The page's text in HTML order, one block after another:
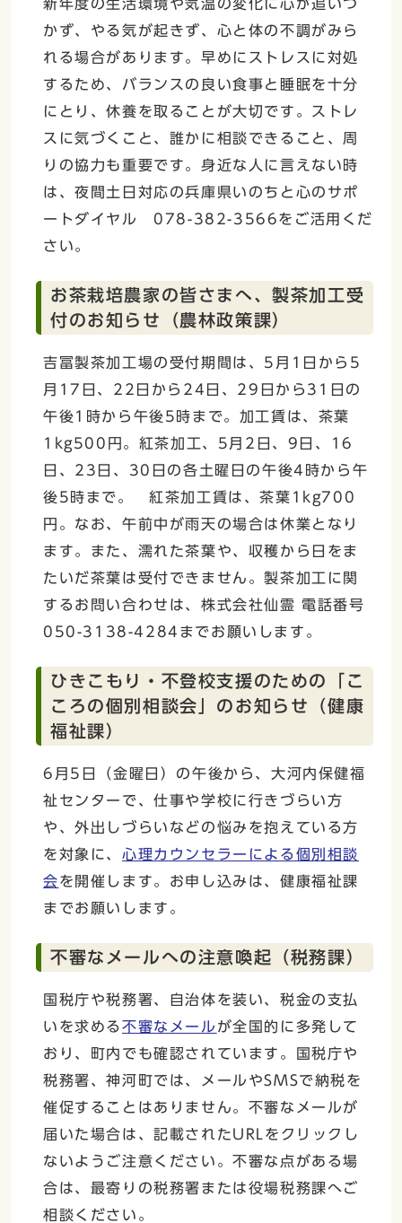
新年度の生活環境や気温の変化に心が追いつ
かず、やる気が起きず、心と体の不調がみら
れる場合があります。早めにストレスに対処
するため、バランスの良い食事と睡眠を十分
にとり、休養を取ることが大切です。ストレ
スに気づくこと、誰かに相談できること、周
りの協力も重要です。身近な人に言えない時
は、夜間土日対応の兵庫県いのちと心のサポ
ートダイヤル 078-382-3566をご活用くだ
さい。
お茶栽培農家の皆さまへ、製茶加工受
付のお知らせ（農林政策課）
吉冨製茶加工場の受付期間は、5月1日から5
月17日、22日から24日、29日から31日の
午後1時から午後5時まで。加工賃は、茶葉
1kg500円。紅茶加工、5月2日、9日、16
日、23日、30日の各土曜日の午後4時から午
後5時まで。 紅茶加工賃は、茶葉1kg700
円。なお、午前中が雨天の場合は休業となり
ます。また、濡れた茶葉や、収穫から日をま
たいだ茶葉は受付できません。製茶加工に関
するお問い合わせは、株式会社仙霊 電話番号
050-3138-4284までお願いします。
ひきこもり・不登校支援のための「こ
ころの個別相談会」のお知らせ（健康
福祉課）
6月5日（金曜日）の午後から、大河内保健福
祉センターで、仕事や学校に行きづらい方
や、外出しづらいなどの悩みを抱えている方
を対象に、 心理カウンセラーによる個別相談
会を開催します。お申し込みは、健康福祉課
までお願いします。
不審なメールへの注意喚起（税務課）
国税庁や税務署、自治体を装い、税金の支払
いを求める 不審なメール が全国的に多発して
おり、町内でも確認されています。国税庁や
税務署、神河町では、メールやSMSで納税を
催促することはありません。不審なメールが
届いた場合は、記載されたURLをクリックし
ないようご注意ください。不審な点がある場
合は、最寄りの税務署または役場税務課へご
相談ください。